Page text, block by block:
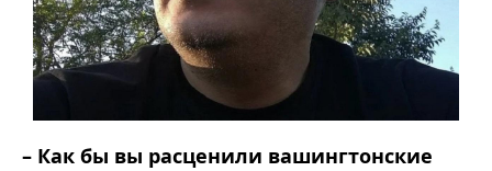
– Как бы вы расценили вашингтонские